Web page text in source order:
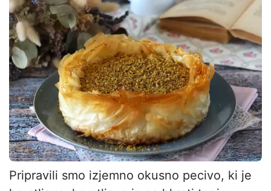
Pripravili smo izjemno okusno pecivo, ki je